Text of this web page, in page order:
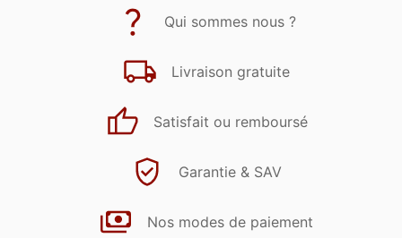
Qui sommes nous ?
Livraison gratuite
Satisfait ou remboursé
Garantie & SAV
Nos modes de paiement